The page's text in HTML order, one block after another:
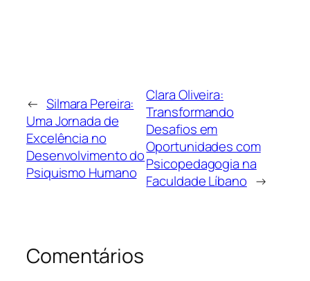
← Silmara Pereira:
Uma Jornada de
Excelência no
Desenvolvimento do
Psiquismo Humano
Clara Oliveira:
Transformando
Desafios em
Oportunidades com
Psicopedagogia na
Faculdade Líbano →
Comentários